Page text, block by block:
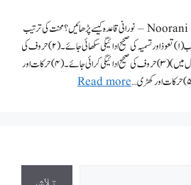
Noorani Qaida Urdu Lesson 6 – نورانی قاعدہ کیسے پڑھائیں؟ محنت کی ترتیب
نورانی قاعدہ پڑھاتے ہوئے محنت کی ترتیب (۱)تعوذ اور تسمیہ کی صحیح ادائیگی سکھائی جائے۔ (۲)حروف کی
شناخت کرائی جائے (مفرد اور مرکب شکل میں) (۳)حروف کی صحیح ادائیگی کرائی جائے۔ (۴)حرکات اور
Read more
تلاش